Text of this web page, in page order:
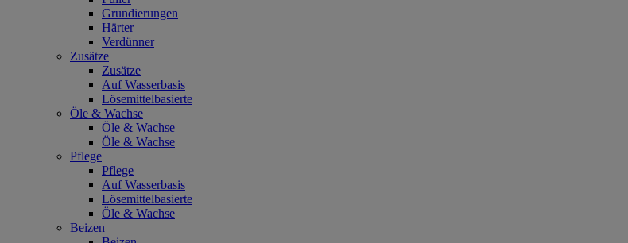
Grundierungen
Härter
Verdünner
Zusätze
Zusätze
Auf Wasserbasis
Lösemittelbasierte
Öle & Wachse
Öle & Wachse
Öle & Wachse
Pflege
Pflege
Auf Wasserbasis
Lösemittelbasierte
Öle & Wachse
Beizen